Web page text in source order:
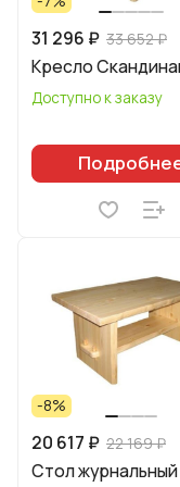
31 296 ₽ 33 652 ₽
Кресло
Доступно к заказу
-8%
20 617 ₽ 22 169 ₽
Стол журнальный